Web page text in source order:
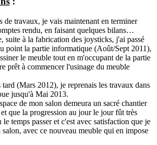
de travaux, je vais maintenant en terminer
rendu, en faisant quelques bilans…
suite à la fabrication des joysticks, j'ai passé
point la partie informatique (Août/Sept 2011),
le meuble tout en m'occupant de la partie
prêt à commencer l'usinage du meuble
(Mars 2012), je reprenais les travaux dans
jusqu'à Mai 2013.
de mon salon demeura un sacré chantier
que la progression au jour le jour fût très
temps passer et c'est avec satisfaction que je
avec ce nouveau meuble qui en impose